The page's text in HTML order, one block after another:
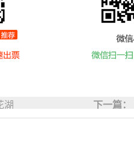
湖 下一篇：